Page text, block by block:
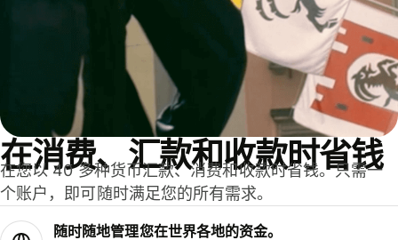
在消费、汇款和收款时省钱
在您以 40 多种货币汇款、消费和收款时省钱。只需一
个账户，即可随时满足您的所有需求。
随时随地管理您在世界各地的资金。